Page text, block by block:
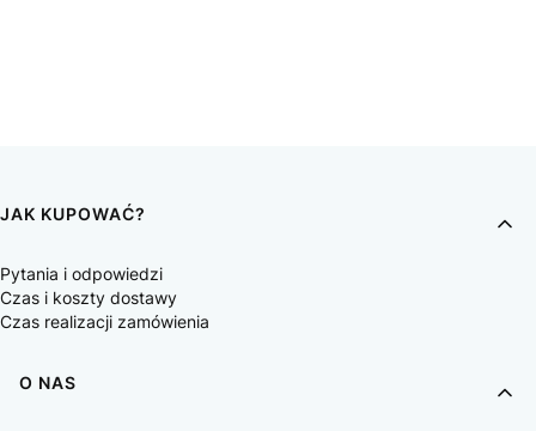
JAK KUPOWAĆ?
Pytania i odpowiedzi
Czas i koszty dostawy
Czas realizacji zamówienia
O NAS